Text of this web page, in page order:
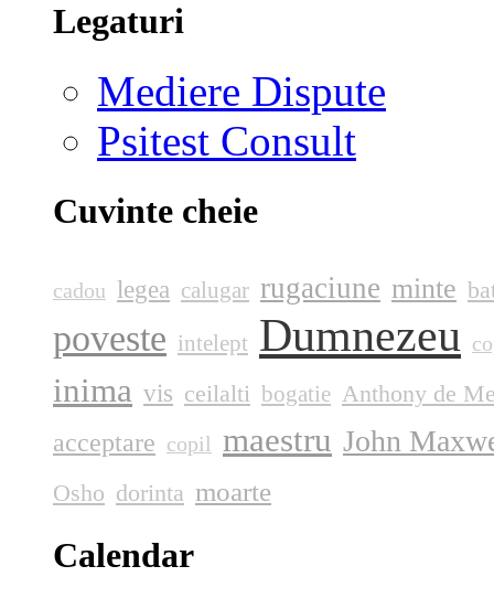
Legaturi
Mediere Dispute
Psitest Consult
Cuvinte cheie
cadou legea calugar rugaciune minte
poveste intelept Dumnezeu
inima vis ceilalti bogatie Anthony de
acceptare copil maestru John
Osho dorinta moarte
Calendar